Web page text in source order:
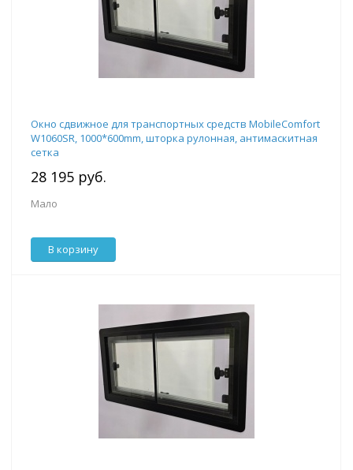
Окно сдвижное для транспортных средств MobileComfort
W1060SR, 1000*600mm, шторка рулонная, антимаскитная
сетка
28 195 руб.
Мало
В корзину